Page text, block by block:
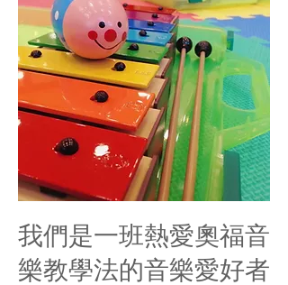
我們是一班熱愛奧福音
樂教學法的音樂愛好者